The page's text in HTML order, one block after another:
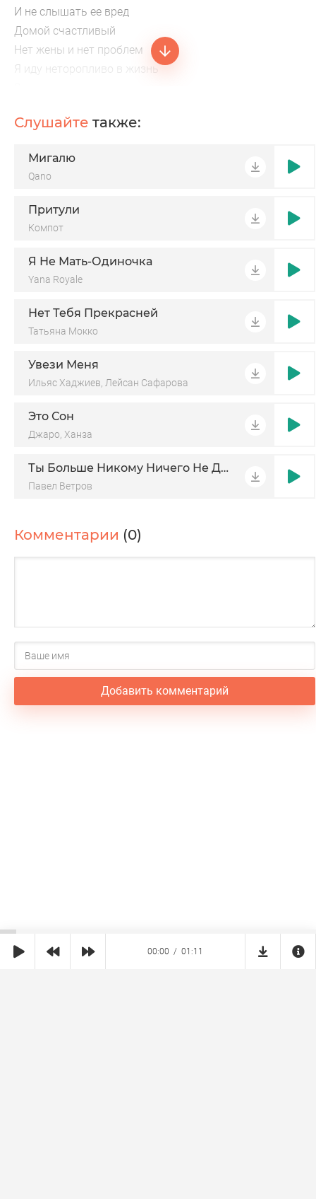
И не слышать ее вред
Домой счастливый
Нет жены и нет проблем
Я иду неторопливо в жизнь
Слушайте также:
Мигалю
Qano
Притули
Компот
Я Не Мать-Одиночка
Yana Royale
Нет Тебя Прекрасней
Татьяна Мокко
Увези Меня
Ильяс Хаджиев, Лейсан Сафарова
Это Сон
Джаро, Ханза
Ты Больше Никому Ничего Не Должна
Павел Ветров
Комментарии (0)
Добавить комментарий
00:00 01:11